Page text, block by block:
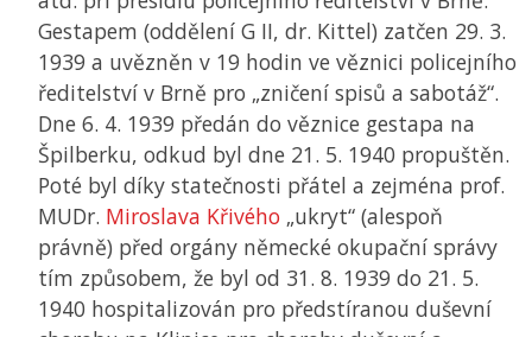
Gestapem (oddělení G II, dr. Kittel) zatčen 29. 3.
1939 a uvězněn v 19 hodin ve věznici policejního
ředitelství v Brně pro „zničení spisů a sabotáž“.
Dne 6. 4. 1939 předán do věznice gestapa na
Špilberku, odkud byl dne 21. 5. 1940 propuštěn.
Poté byl díky statečnosti přátel a zejména prof.
MUDr. Miroslava Křivého „ukryt“ (alespoň
právně) před orgány německé okupační správy
tím způsobem, že byl od 31. 8. 1939 do 21. 5.
1940 hospitalizován pro předstíranou duševní